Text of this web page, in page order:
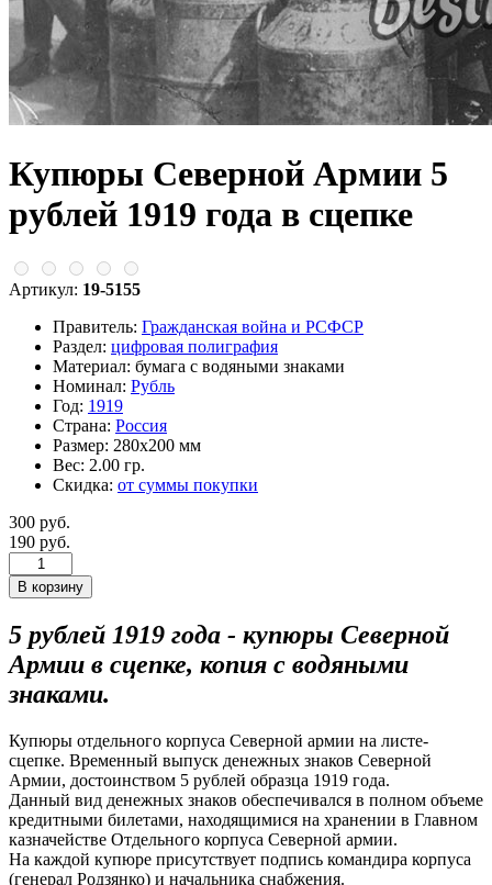
Купюры Северной Армии 5
рублей 1919 года в сцепке
Артикул: 19-5155
Правитель: Гражданская война и РСФСР
Раздел: цифровая полиграфия
Материал: бумага с водяными знаками
Номинал: Рубль
Год: 1919
Страна: Россия
Размер: 280х200 мм
Вес: 2.00 гр.
Скидка: от суммы покупки
300 руб.
190 руб.
5 рублей 1919 года - купюры Северной
Армии в сцепке, копия с водяными
знаками.
Купюры отдельного корпуса Северной армии на листе-
сцепке. Временный выпуск денежных знаков Северной
Армии, достоинством 5 рублей образца 1919 года.
Данный вид денежных знаков обеспечивался в полном объеме
кредитными билетами, находящимися на хранении в Главном
казначействе Отдельного корпуса Северной армии.
На каждой купюре присутствует подпись командира корпуса
(генерал Родзянко) и начальника снабжения.